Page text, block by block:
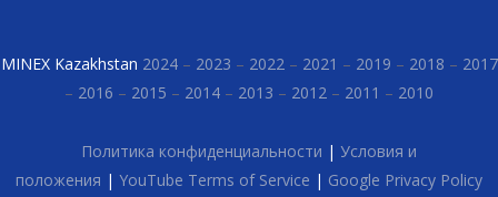
MINEX Kazakhstan 2024 – 2023 – 2022– 2021 – 2019 – 2018 – 2017
– 2016 – 2015 – 2014 – 2013 – 2012 – 2011 – 2010
Политика конфиденциальности | Условия и
положения | YouTube Terms of Service | Google Privacy Policy